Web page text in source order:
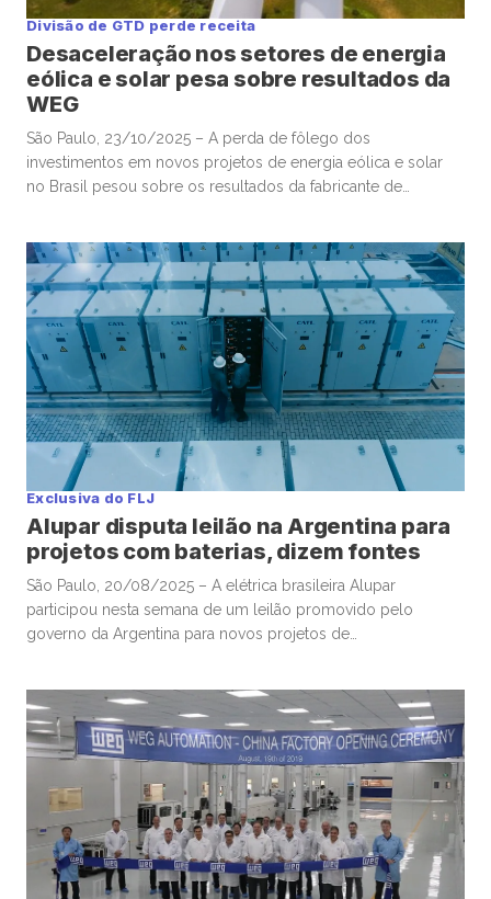
Divisão de GTD perde receita
Desaceleração nos setores de energia
eólica e solar pesa sobre resultados da
WEG
São Paulo, 23/10/2025 – A perda de fôlego dos
investimentos em novos projetos de energia eólica e solar
no Brasil pesou sobre os resultados da fabricante de
executivos da companhia nesta quinta-feira. Após anos de
expansão inabalável, mesmo […]
Exclusiva do FLJ
Alupar disputa leilão na Argentina para
projetos com baterias, dizem fontes
São Paulo, 20/08/2025 – A elétrica brasileira Alupar
participou nesta semana de um leilão promovido pelo
governo da Argentina para novos projetos de
internacional na América Latina. Após arrematar contratos em
licitações do setor elétrico em países como Peru, Chile […]